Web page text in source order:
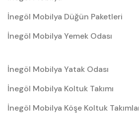
İnegöl Mobilya Düğün Paketleri
İnegöl Mobilya Yemek Odası
İnegöl Mobilya Yatak Odası
İnegöl Mobilya Koltuk Takımı
İnegöl Mobilya Köşe Koltuk